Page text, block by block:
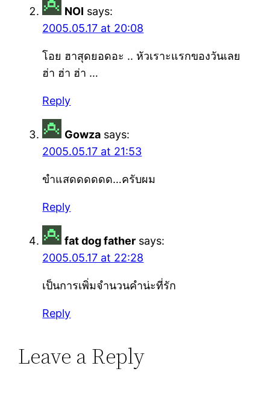
NOI says:
2005.05.17 at 20:08
โอย ฮาสุดยอดอะ .. หัวเราะแรกของวันเลย
ฮ่า ฮ่า ฮ่า …
Reply
Gowza says:
2005.05.17 at 21:53
ขำแสดดดดดด…ครับผม
Reply
fat dog father says:
2005.05.17 at 22:28
เป็นการเพิ่มจำนวนคำน่ะที่รัก
Reply
Leave a Reply